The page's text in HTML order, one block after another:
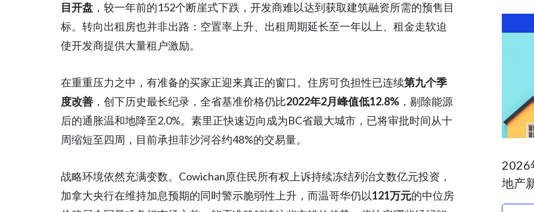
目开盘 ，较一年前的152个断崖式下跌，开发商难以达到获取建筑融资所需的预售目
标。转向出租房也并非出路：空置率上升、出租周期延长至一年以上、租金走软迫
使开发商提供大量租户激励。
在重重压力之中，有准备的买家正迎来真正的窗口。住房可负担性已连续第九个季
度改善 ，创下历史最长纪录，全省基准价格仍比2022年2月峰值低12.8% ，剔除能源
后的通胀温和地降至2.0%。素里正快速迈向成为BC省最大城市，已将审批时间从十
周缩短至四周，目前承担菲沙河谷约48%的交易量。
战略环境依然充满变数。Cowichan原住民所有权上诉持续冻结列治文数亿元投资，
加拿大央行在维持加息预期的同时警示脆弱性上升，而温哥华仍以121万元的中位房
2026
地产